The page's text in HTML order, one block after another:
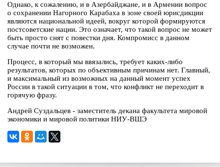
Однако, к сожалению, и в Азербайджане, и в Армении вопрос
о сохранении Нагорного Карабаха в зоне своей юрисдикции
являются национальной идеей, вокруг которой формируются
постсоветские нации. Это означает, что такой вопрос не может
быть просто снят с повестки дня. Компромисс в данном
случае почти не возможен.
Процесс, в который мы ввязались, требует каких-либо
результатов, которых по объективным причинам нет. Главный,
и максимальный из возможных на данный момент успех
России в такой ситуации в том, что конфликт не переходит в
горячую фразу.
Андрей Суздальцев - заместитель декана факультета мировой
экономики и мировой политики НИУ-ВШЭ